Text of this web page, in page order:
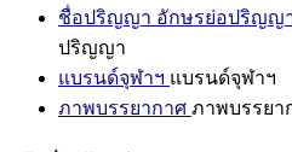
ชื่อปริญญา อักษรย่อปริญญ
ปริญญา
แบรนด์จุฬาฯ แบรนด์จุฬาฯ
ภาพบรรยากาศ ภาพบรรยา